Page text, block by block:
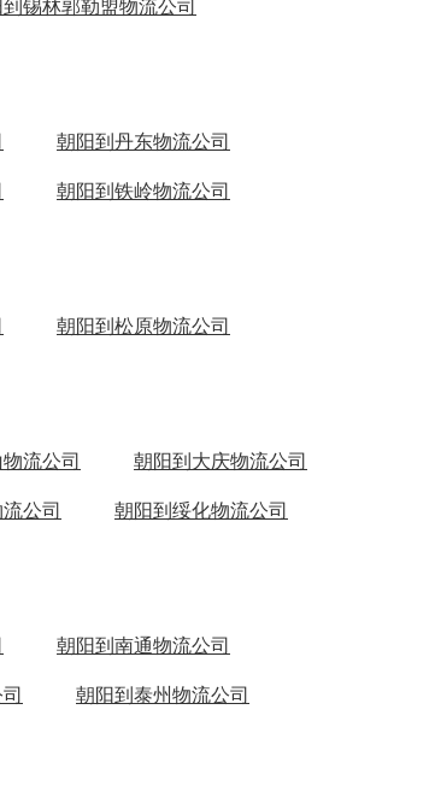
锡林郭勒盟物流公司
朝阳到丹东物流公司
朝阳到铁岭物流公司
朝阳到松原物流公司
流公司 朝阳到大庆物流公司
公司 朝阳到绥化物流公司
朝阳到南通物流公司
朝阳到泰州物流公司